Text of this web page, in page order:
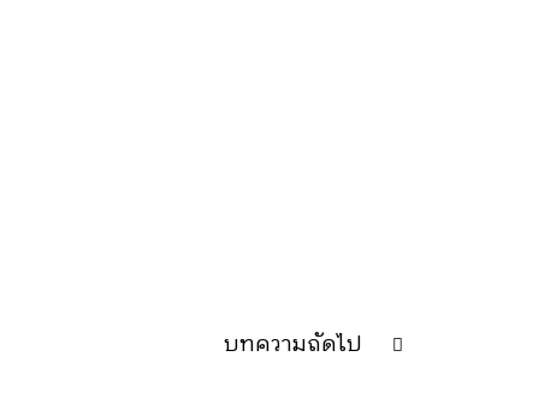
บทความถัดไป